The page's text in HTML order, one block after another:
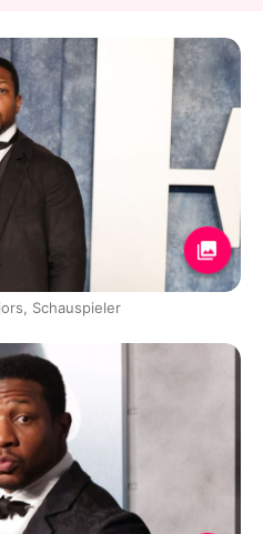
Schauspieler